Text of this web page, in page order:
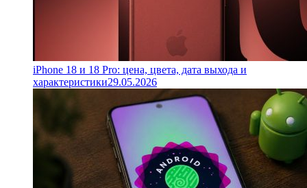
iPhone 18 и 18 Pro: цена, цвета, дата выхода и
характеристики29.05.2026